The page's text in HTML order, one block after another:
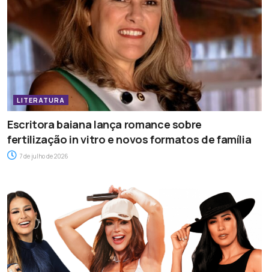
LITERATURA
Escritora baiana lança romance sobre
fertilização in vitro e novos formatos de família
7 de julho de 2026